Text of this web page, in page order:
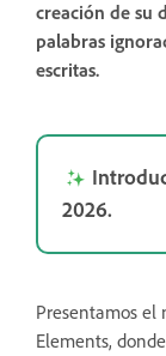
creación de su
palabras
escritas.
2026.
Presentamos el
Elements,